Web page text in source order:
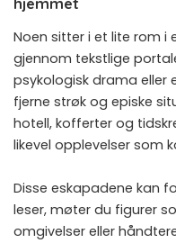
Noen sitter i et lite rom i
gjennom tekstlige
psykologisk drama eller
fjerne strøk og episke
hotell, kofferter og
likevel opplevelser som
Disse eskapadene kan
leser, møter du figurer
omgivelser eller